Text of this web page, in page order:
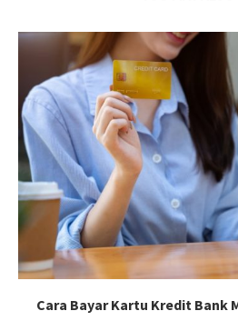
Cara Bayar Kartu Kredit Bank